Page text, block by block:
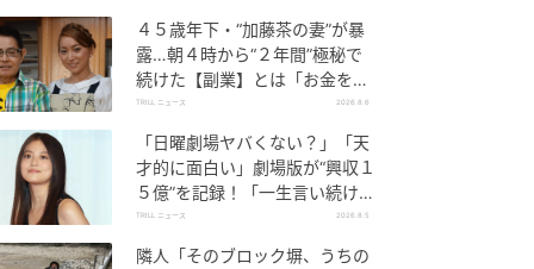
４５歳年下・“加藤茶の妻”が暴
露…朝４時から“２年間”極秘で
続けた【副業】とは「お金を稼
ぐのって大変」
TRILL ニュース 2026.8.6
「日曜劇場ヤバくない？」「天
才的に面白い」劇場版が“興収１
５億”を記録！「一生言い続け
る」放送後も続く“切望の声”
TRILL ニュース 2026.8.5
隣人「そのブロック塀、うちの